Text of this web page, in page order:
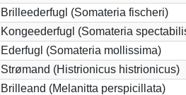
Brilleederfugl (Somateria fischeri)
Kongeederfugl (Somateria
Ederfugl (Somateria mollissima)
Strømand (Histrionicus histrionicus)
Brilleand (Melanitta perspicillata)